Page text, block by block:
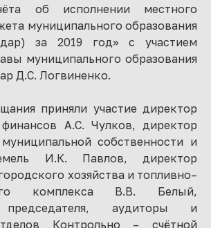
об исполнении местного
муниципального образования
за 2019 год» с участием
муниципального образования
Д.С. Логвиненко.
приняли участие директор
финансов А.С. Чулков, директор
собственности и
И.К. Павлов, директор
хозяйства и топливно–
комплекса В.В. Белый,
председателя, аудиторы и
Контрольно – счётной